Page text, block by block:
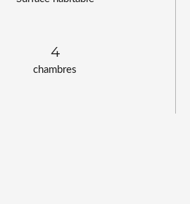
chambres
4